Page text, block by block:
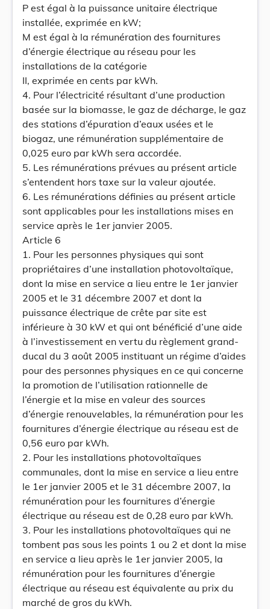
P est égal à la puissance unitaire électrique
installée, exprimée en kW;
M est égal à la rémunération des fournitures
d’énergie électrique au réseau pour les
installations de la catégorie
II, exprimée en cents par kWh.
4. Pour l’électricité résultant d’une production
basée sur la biomasse, le gaz de décharge, le gaz
des stations d’épuration d’eaux usées et le
biogaz, une rémunération supplémentaire de
0,025 euro par kWh sera accordée.
5. Les rémunérations prévues au présent article
s’entendent hors taxe sur la valeur ajoutée.
6. Les rémunérations définies au présent article
sont applicables pour les installations mises en
service après le 1er janvier 2005.
Article 6
1. Pour les personnes physiques qui sont
propriétaires d’une installation photovoltaïque,
dont la mise en service a lieu entre le 1er janvier
2005 et le 31 décembre 2007 et dont la
puissance électrique de crête par site est
inférieure à 30 kW et qui ont bénéficié d’une aide
à l’investissement en vertu du règlement grand-
ducal du 3 août 2005 instituant un régime d’aides
pour des personnes physiques en ce qui concerne
la promotion de l’utilisation rationnelle de
l’énergie et la mise en valeur des sources
d’énergie renouvelables, la rémunération pour les
fournitures d’énergie électrique au réseau est de
0,56 euro par kWh.
2. Pour les installations photovoltaïques
communales, dont la mise en service a lieu entre
le 1er janvier 2005 et le 31 décembre 2007, la
rémunération pour les fournitures d’énergie
électrique au réseau est de 0,28 euro par kWh.
3. Pour les installations photovoltaïques qui ne
tombent pas sous les points 1 ou 2 et dont la mise
en service a lieu après le 1er janvier 2005, la
rémunération pour les fournitures d’énergie
électrique au réseau est équivalente au prix du
marché de gros du kWh.